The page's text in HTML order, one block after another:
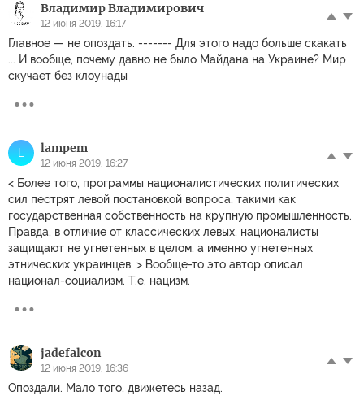
Владимир Владимирович
12 июня 2019, 16:17
Главное — не опоздать. ------- Для этого надо больше скакать
... И вообще, почему давно не было Майдана на Украине? Мир
скучает без клоунады
L lampem
12 июня 2019, 16:27
< Более того, программы националистических политических
сил пестрят левой постановкой вопроса, такими как
государственная собственность на крупную промышленность.
Правда, в отличие от классических левых, националисты
защищают не угнетенных в целом, а именно угнетенных
этнических украинцев. > Вообще-то это автор описал
национал-социализм. Т.е. нацизм.
jadefalcon
12 июня 2019, 16:36
Опоздали. Мало того, движетесь назад.